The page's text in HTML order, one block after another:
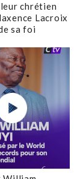
chrétien
Lacroix
sa foi